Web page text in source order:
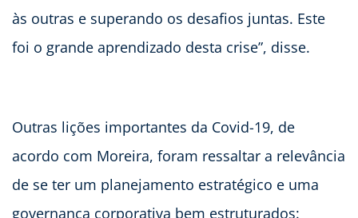
às outras e superando os desafios juntas. Este
foi o grande aprendizado desta crise”, disse.
Outras lições importantes da Covid-19, de
acordo com Moreira, foram ressaltar a relevância
de se ter um planejamento estratégico e uma
governança corporativa bem estruturados: